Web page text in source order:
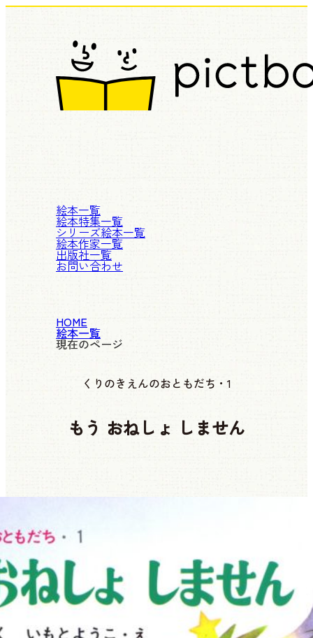
絵本一覧
絵本特集一覧
シリーズ絵本一覧
絵本作家一覧
出版社一覧
お問い合わせ
HOME
絵本一覧
現在のページ
くりのきえんのおともだち・1
もう おねしょ しません